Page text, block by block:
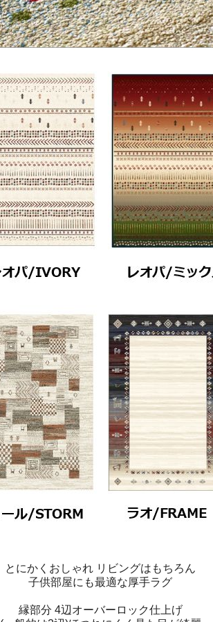
とにかくおしゃれ リビングはもちろん
子供部屋にも最適な厚手ラグ
縁部分 4辺オーバーロック仕上げ